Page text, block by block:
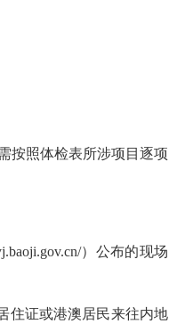
按照体检表所涉项目逐项
）公布的现场
住证或港澳居民来往内地